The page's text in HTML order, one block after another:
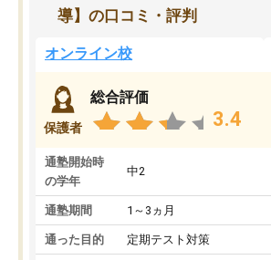
導】の口コミ・評判
オンライン校
保護者
総合評価
3.4
通塾開始時
の学年
中2
通塾期間 1～3ヵ月
通った目的 定期テスト対策